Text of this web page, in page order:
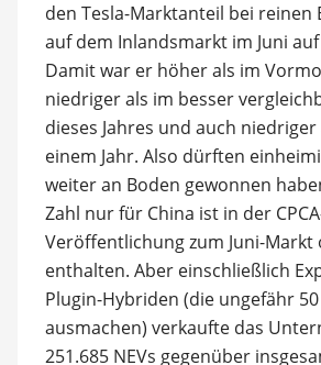
den Tesla-Marktanteil bei reinen
auf dem Inlandsmarkt im Juni
Damit war er höher als im
niedriger als im besser
dieses Jahres und auch
einem Jahr. Also dürften
weiter an Boden gewonnen
Zahl nur für China ist in der
Veröffentlichung zum Juni-
enthalten. Aber einschließlich
Plugin-Hybriden (die ungefähr
ausmachen) verkaufte das
251.685 NEVs gegenüber